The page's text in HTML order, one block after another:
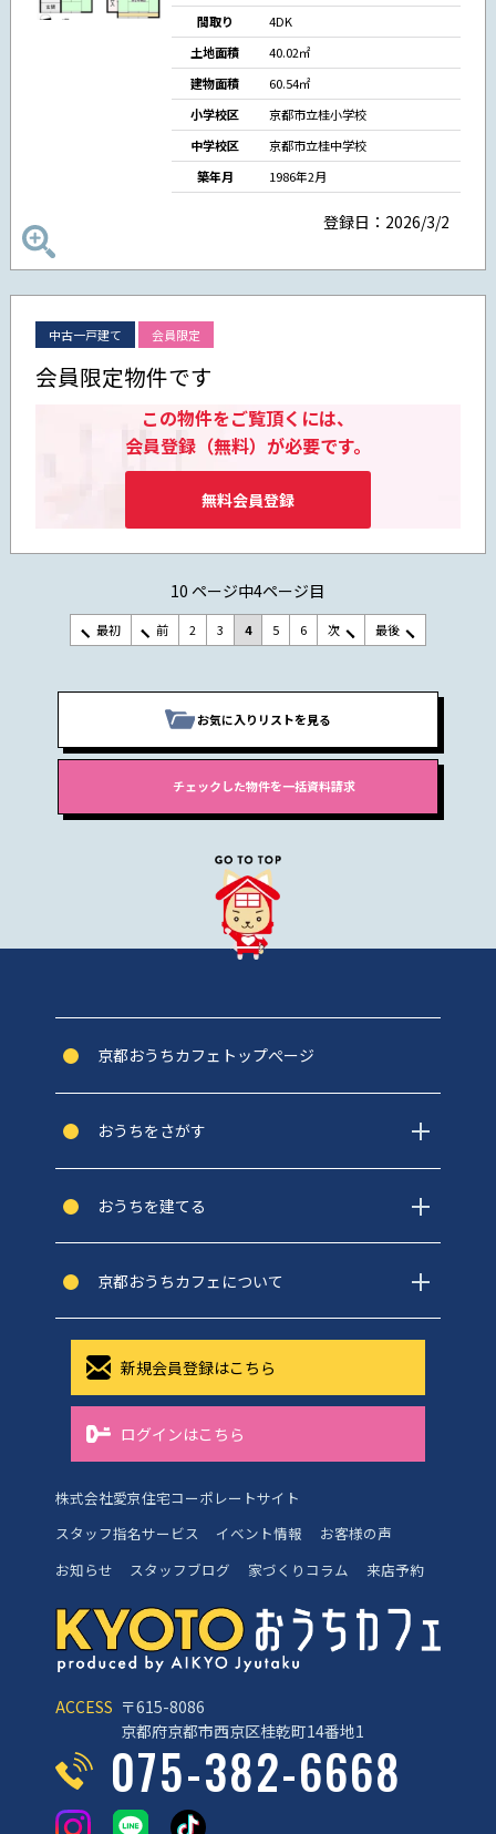
間取り
4DK
土地面積
40.02㎡
建物面積
60.54㎡
小学校区
京都市立桂小学校
中学校区
京都市立桂中学校
築年月
1986年2月
登録日：2026/3/2
中古一戸建て 会員限定
会員限定物件です
この物件をご覧頂くには、
会員登録（無料）が必要です。
無料会員登録
10 ページ中4ページ目
最初 前 2 3 4 5 6 次 最後
お気に入りリストを見る
ACCESS 〒615-8086
京都府京都市西京区桂乾町14番地1
075-382-6668
京都おうちカフェトップぺージ
おうちをさがす
おうちを建てる
京都おうちカフェについて
新規会員登録はこちら
ログインはこちら
株式会社愛京住宅コーポレートサイト
スタッフ指名サービス
イベント情報
お客様の声
お知らせ
スタッフブログ 家づくりコラム 来店予約